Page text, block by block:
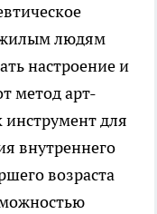
людям
настроение и
метод арт-
инструмент для
внутреннего
возраста